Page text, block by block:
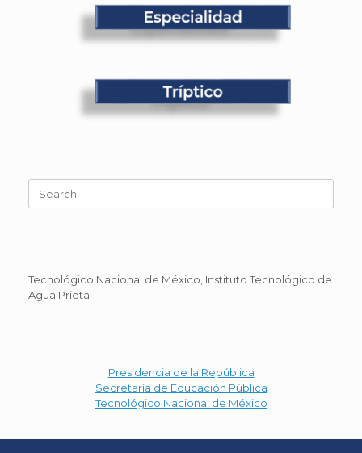
for:
Tecnológico Nacional de México, Instituto Tecnológico de
Agua Prieta
Presidencia de la República
Secretaría de Educación Pública
Tecnológico Nacional de México